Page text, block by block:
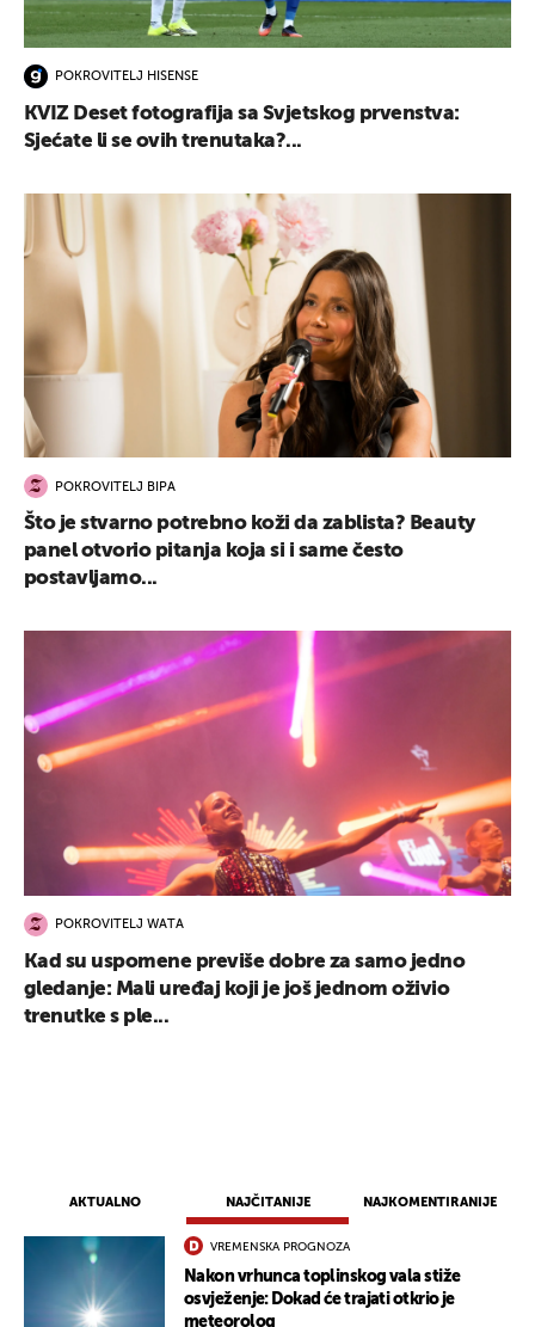
AKTUALNO NAJČITANIJE NAJKOMENTIRANIJE
VREMENSKA PROGNOZA
Nakon vrhunca toplinskog vala stiže
osvježenje: Dokad će trajati otkrio je
meteorolog
POKROVITELJ HISENSE
KVIZ Deset fotografija sa Svjetskog prvenstva:
Sjećate li se ovih trenutaka?...
POKROVITELJ BIPA
Što je stvarno potrebno koži da zablista? Beauty
panel otvorio pitanja koja si i same često
postavljamo...
POKROVITELJ WATA
Kad su uspomene previše dobre za samo jedno
gledanje: Mali uređaj koji je još jednom oživio
trenutke s ple...